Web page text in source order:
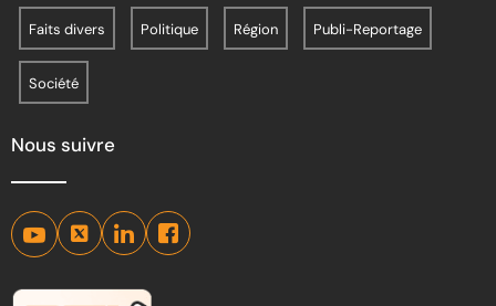
Faits divers Politique Région Publi-Reportage
Société
Nous suivre